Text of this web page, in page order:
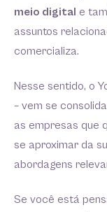
meio digital e
assuntos
comercializa.
Nesse sentido, o
– vem se
as empresas que
se aproximar da
abordagens
Se você está